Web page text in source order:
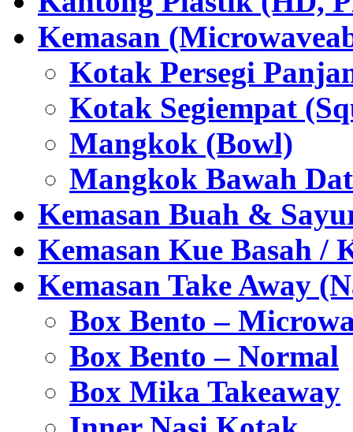
Kemasan
Kotak Persegi
Kotak Segiempat
Mangkok (Bowl)
Mangkok Bawah
Kemasan Buah &
Kemasan Kue Basah /
Kemasan Take Away
Box Bento –
Box Bento – Normal
Box Mika Takeaway